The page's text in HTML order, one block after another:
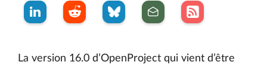
La version 16.0 d’OpenProject qui vient d’être